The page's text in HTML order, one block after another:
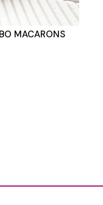
MACARONS